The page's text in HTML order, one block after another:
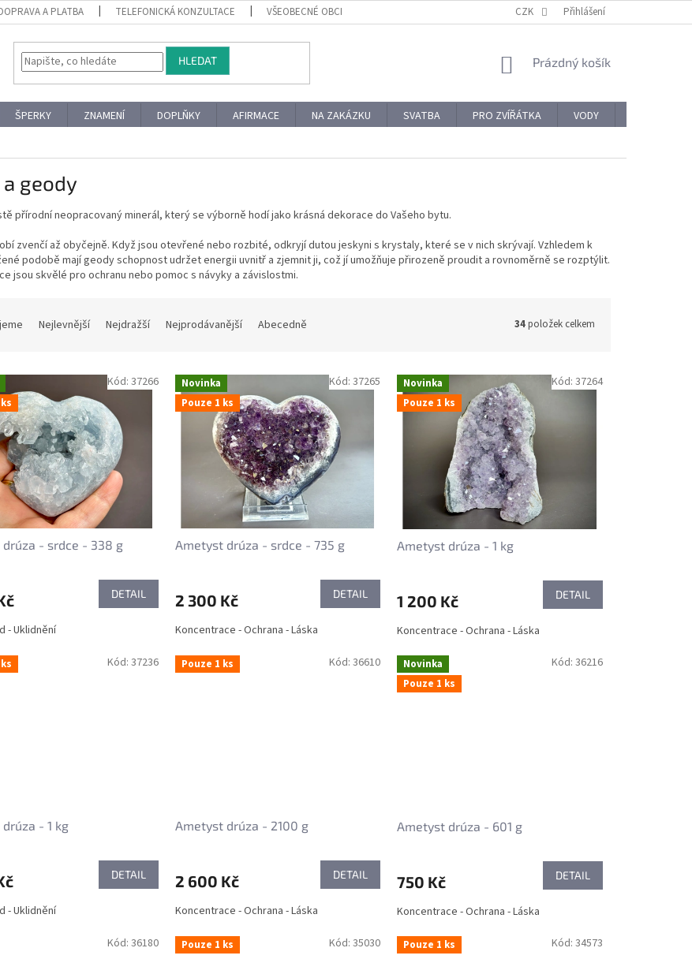
A PLATBA TELEFONICKÁ KONZULTACE VŠEOBECNÉ OBCHODNÍ PODMÍNKY REKLAMACE A VRÁCENÍ ZBOŽÍ
CZK Přihlášení
HLEDAT
NÁKUPNÍ
Prázdný košík
ŠPERKY ZNAMENÍ DOPLŇKY AFIRMACE NA ZAKÁZKU SVATBA PRO ZVÍŘÁTKA VODY
geody
přírodní neopracovaný minerál, který se výborně hodí jako krásná dekorace do Vašeho bytu.
zvenčí až obyčejně. Když jsou otevřené nebo rozbité, odkryjí dutou jeskyni s krystaly, které se v nich skrývají. Vzhledem k
podobě mají geody schopnost udržet energii uvnitř a zjemnit ji, což jí umožňuje přirozeně proudit a rovnoměrně se rozptýlit.
jsou skvělé pro ochranu nebo pomoc s návyky a závislostmi.
Nejlevnější Nejdražší Nejprodávanější Abecedně 34položek celkem
drúza - srdce - 338 g
DETAIL
- Uklidnění
Kód: 37266
Novinka
Pouze 1 ks
Ametyst drúza - srdce - 735 g
2 300 Kč DETAIL
Koncentrace - Ochrana - Láska
Kód: 37265
Novinka
Pouze 1 ks
Ametyst drúza - 1 kg
1 200 Kč DETAIL
Koncentrace - Ochrana - Láska
Kód: 37264
- 1 kg
DETAIL
- Uklidnění
Kód: 37236 Pouze 1 ks
Ametyst drúza - 2100 g
2 600 Kč DETAIL
Koncentrace - Ochrana - Láska
Kód: 36610
Novinka
Pouze 1 ks
Ametyst drúza - 601 g
750 Kč DETAIL
Koncentrace - Ochrana - Láska
Kód: 36216
Kód: 36180 Pouze 1 ks Kód: 35030 Pouze 1 ks Kód: 34573